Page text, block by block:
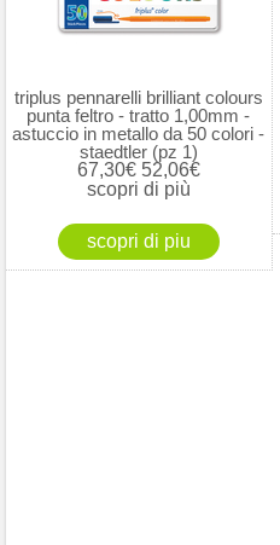
triplus pennarelli brilliant colours
punta feltro - tratto 1,00mm -
astuccio in metallo da 50 colori -
staedtler (pz 1)
67,30€52,06€
scopri di più